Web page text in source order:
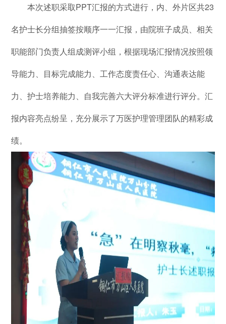
本次述职采取PPT汇报的方式进行，内、外片区共23
名护士长分组抽签按顺序一一汇报，由院班子成员、相关
职能部门负责人组成测评小组 ，根据现场汇报情况按照领
导能力、目标完成能力、工作态度责任心、沟通表达能
力、护士培养能力、自我完善六大评分标准进行评分。汇
报内容亮点纷呈，充分展示了万医护理管理团队的精彩成
绩。